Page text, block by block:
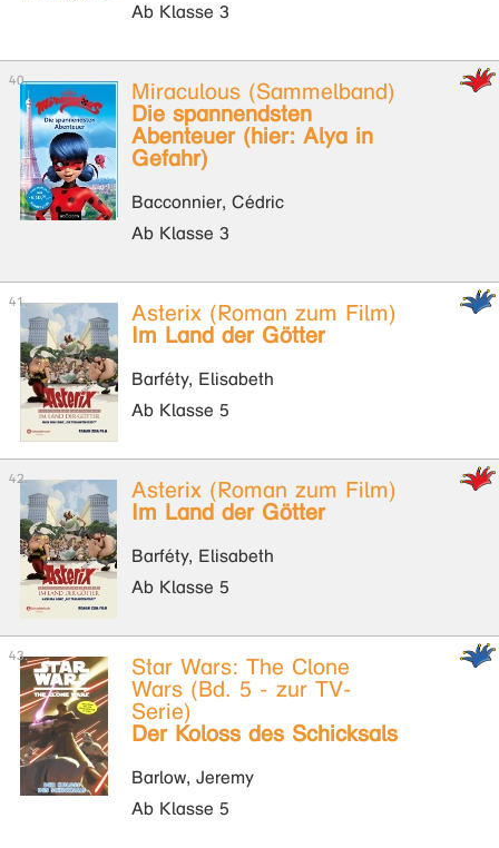
Ab Klasse 3
Miraculous (Sammelband)
Die spannendsten
Abenteuer (hier: Alya in
Gefahr)
Bacconnier, Cédric
Ab Klasse 3
Asterix (Roman zum Film)
Im Land der Götter
Barféty, Elisabeth
Ab Klasse 5
Asterix (Roman zum Film)
Im Land der Götter
Barféty, Elisabeth
Ab Klasse 5
Star Wars: The Clone
Wars (Bd. 5 - zur TV-
Serie)
Der Koloss des Schicksals
Barlow, Jeremy
Ab Klasse 5